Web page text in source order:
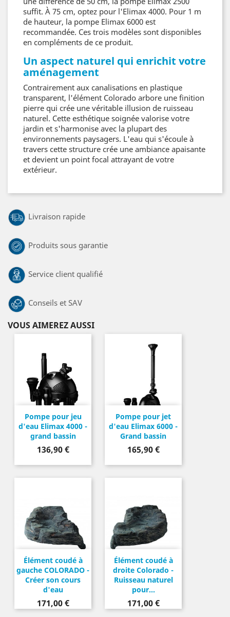
suffit. À 75 cm, optez pour l'Elimax 4000. Pour 1 m
de hauteur, la pompe Elimax 6000 est
recommandée. Ces trois modèles sont disponibles
en compléments de ce produit.
Un aspect naturel qui enrichit votre
aménagement
Contrairement aux canalisations en plastique
transparent, l'élément Colorado arbore une finition
pierre qui crée une véritable illusion de ruisseau
naturel. Cette esthétique soignée valorise votre
jardin et s'harmonise avec la plupart des
environnements paysagers. L'eau qui s'écoule à
travers cette structure crée une ambiance apaisante
et devient un point focal attrayant de votre
extérieur.
Livraison rapide
Produits sous garantie
Service client qualifié
Conseils et SAV
VOUS AIMEREZ AUSSI
Pompe pour jeu
d'eau Elimax 4000 -
grand bassin
Prix
136,90 €
Pompe pour jet
d'eau Elimax 6000 -
Grand bassin
Prix
165,90 €
Élément coudé à
gauche COLORADO -
Créer son cours
d'eau
Prix
171,00 €
Élément coudé à
droite Colorado -
Ruisseau naturel
pour...
Prix
171,00 €